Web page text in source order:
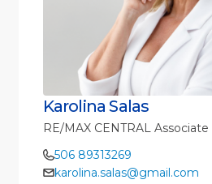
Karolina Salas
RE/MAX CENTRAL Associate
506 89313269
karolina.salas@gmail.com